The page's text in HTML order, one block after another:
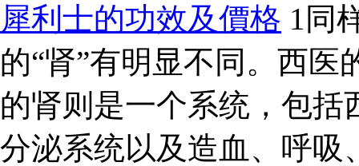
犀利士的功效及價格 1同
的“肾”有明显不同。西
的肾则是一个系统，包
分泌系统以及造血、呼吸